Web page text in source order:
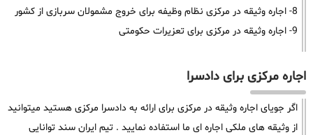
8- اجاره وثیقه در مرکزی نظام وظیفه برای خروج مشمولان سربازی از کشور
9- اجاره وثیقه در مرکزی برای تعزیرات حکومتی
اجاره مرکزی برای دادسرا
اگر جویای اجاره وثیقه در مرکزی برای ارائه به دادسرا مرکزی هستید میتوانید
از وثیقه های ملکی اجاره ای ما استفاده نمایید . تیم ایران سند توانایی